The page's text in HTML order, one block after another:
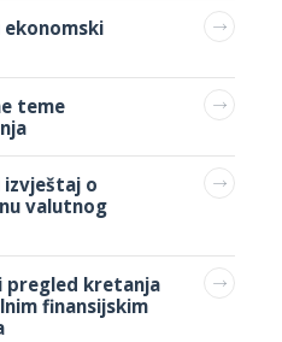
ekonomski
teme
izvještaj o
valutnog
pregled kretanja
finansijskim